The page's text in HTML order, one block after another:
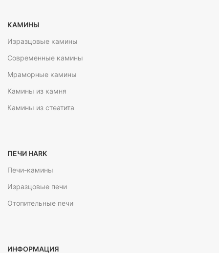
КАМИНЫ
Изразцовые камины
Современные камины
Мраморные камины
Камины из камня
Камины из стеатита
ПЕЧИ HARK
Печи-камины
Изразцовые печи
Отопительные печи
ИНФОРМАЦИЯ